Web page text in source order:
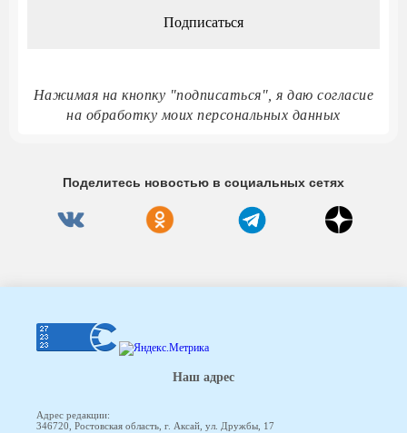
Нажимая на кнопку "подписаться", я даю согласие
на обработку моих персональных данных
Поделитесь новостью в социальных сетях
Наш адрес
Адрес редакции:
346720, Ростовская область, г. Аксай, ул. Дружбы, 17